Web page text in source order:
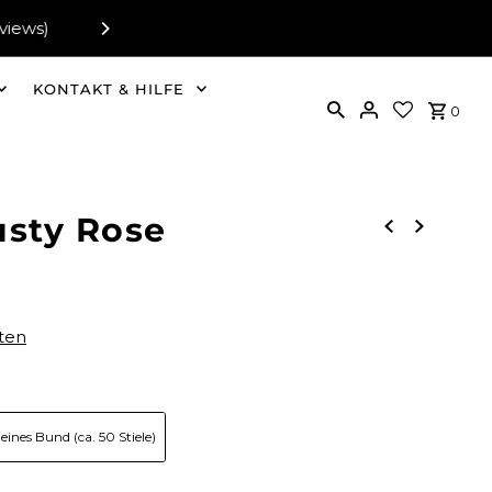
KONTAKT & HILFE
0
Rose
Bund (ca. 50 Stiele)